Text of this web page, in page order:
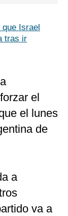
Israel
tras ir
el
el lunes
de
a
va a